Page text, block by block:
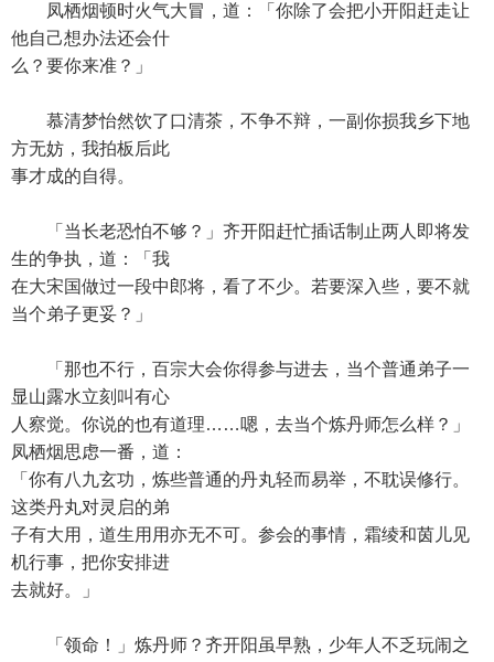
凤栖烟顿时火气大冒，道：「你除了会把小开阳赶走让
他自己想办法还会什
么？要你来准？」
慕清梦怡然饮了口清茶，不争不辩，一副你损我乡下地
方无妨，我拍板后此
事才成的自得。
「当长老恐怕不够？」齐开阳赶忙插话制止两人即将发
生的争执，道：「我
在大宋国做过一段中郎将，看了不少。若要深入些，要不就
当个弟子更妥？」
「那也不行，百宗大会你得参与进去，当个普通弟子一
显山露水立刻叫有心
人察觉。你说的也有道理……嗯，去当个炼丹师怎么样？」
凤栖烟思虑一番，道：
「你有八九玄功，炼些普通的丹丸轻而易举，不耽误修行。
这类丹丸对灵启的弟
子有大用，道生用用亦无不可。参会的事情，霜绫和茵儿见
机行事，把你安排进
去就好。」
「领命！」炼丹师？齐开阳虽早熟，少年人不乏玩闹之